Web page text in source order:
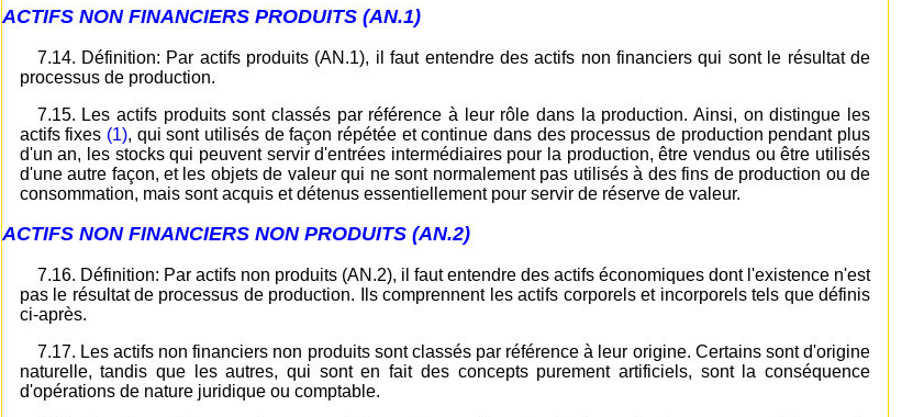
ACTIFS NON FINANCIERS PRODUITS (AN.1)
7.14. Définition: Par actifs produits (AN.1), il faut entendre des actifs non financiers qui sont le résultat de
processus de production.
7.15. Les actifs produits sont classés par référence à leur rôle dans la production. Ainsi, on distingue les
actifs fixes (1), qui sont utilisés de façon répétée et continue dans des processus de production pendant plus
d'un an, les stocks qui peuvent servir d'entrées intermédiaires pour la production, être vendus ou être utilisés
d'une autre façon, et les objets de valeur qui ne sont normalement pas utilisés à des fins de production ou de
consommation, mais sont acquis et détenus essentiellement pour servir de réserve de valeur.
ACTIFS NON FINANCIERS NON PRODUITS (AN.2)
7.16. Définition: Par actifs non produits (AN.2), il faut entendre des actifs économiques dont l'existence n'est
pas le résultat de processus de production. Ils comprennent les actifs corporels et incorporels tels que définis
ci-après.
7.17. Les actifs non financiers non produits sont classés par référence à leur origine. Certains sont d'origine
naturelle, tandis que les autres, qui sont en fait des concepts purement artificiels, sont la conséquence
d'opérations de nature juridique ou comptable.